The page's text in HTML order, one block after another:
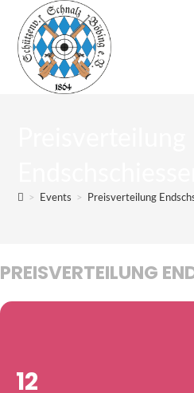
Inhalt
springen
> Events > Preisverteilung
PREISVERTEILUNG
12